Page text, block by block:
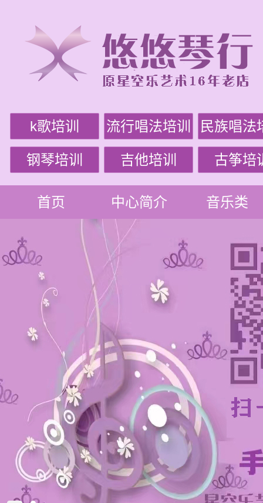
k歌培训 流行唱法培训 民族唱法
钢琴培训 吉他培训 古筝培
首页 中心简介 音乐类